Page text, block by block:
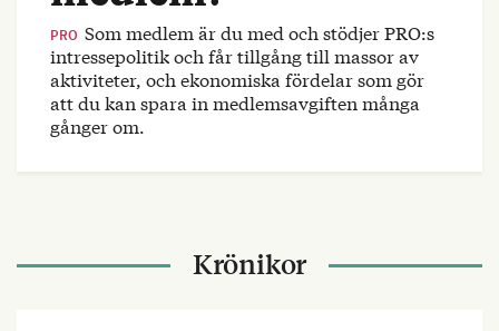
PRO Som medlem är du med och stödjer PRO:s
intressepolitik och får tillgång till massor av
aktiviteter, och ekonomiska fördelar som gör
att du kan spara in medlemsavgiften många
gånger om.
Krönikor